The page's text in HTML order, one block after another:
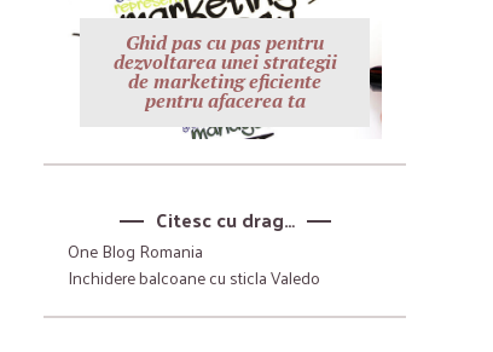
Ghid pas cu pas pentru
dezvoltarea unei strategii
de marketing eficiente
pentru afacerea ta
Citesc cu drag…
One Blog Romania
Inchidere balcoane cu sticla Valedo